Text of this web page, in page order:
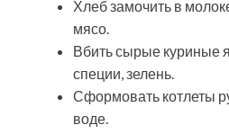
Хлеб замочить в
мясо.
Вбить сырые куриные
специи, зелень.
Сформовать котлеты
воде.